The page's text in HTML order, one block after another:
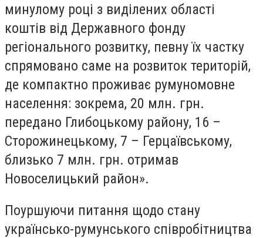
минулому році з виділених області
коштів від Державного фонду
регіонального розвитку, певну їх частку
спрямовано саме на розвиток територій,
де компактно проживає румуномовне
населення: зокрема, 20 млн. грн.
передано Глибоцькому району, 16 –
Сторожинецькому, 7 – Герцаївському,
близько 7 млн. грн. отримав
Новоселицький район».
Поуршуючи питання щодо стану
українсько-румунського співробітництва